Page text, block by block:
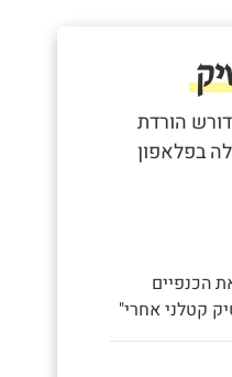
הורדת
40% סוללה בפלאפון
הכנפיים
קטלני אחרי"